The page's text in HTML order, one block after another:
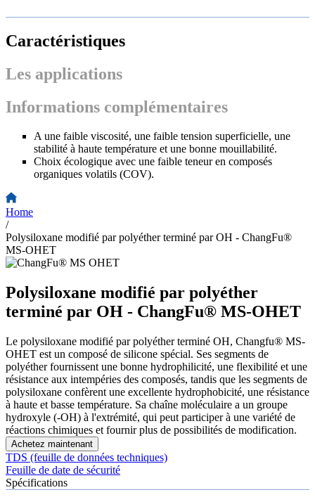
Caractéristiques
Les applications
Informations complémentaires
A une faible viscosité, une faible tension superficielle, une
stabilité à haute température et une bonne mouillabilité.
Choix écologique avec une faible teneur en composés
organiques volatils (COV).
Home
/
Polysiloxane modifié par polyéther terminé par OH - ChangFu®
MS-OHET
Polysiloxane modifié par polyéther
terminé par OH - ChangFu® MS-OHET
Le polysiloxane modifié par polyéther terminé OH, Changfu® MS-
OHET est un composé de silicone spécial. Ses segments de
polyéther fournissent une bonne hydrophilicité, une flexibilité et une
résistance aux intempéries des composés, tandis que les segments de
polysiloxane confèrent une excellente hydrophobicité, une résistance
à haute et basse température. Sa chaîne moléculaire a un groupe
hydroxyle (-OH) à l'extrémité, qui peut participer à une variété de
réactions chimiques et fournir plus de possibilités de modification.
Achetez maintenant
TDS (feuille de données techniques)
Feuille de date de sécurité
Spécifications